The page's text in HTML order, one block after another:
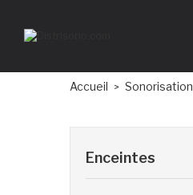
Accueil Sonorisation
Enceintes